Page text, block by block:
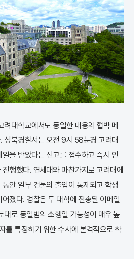
려대학교에서도 동일한 내용의 협박 메
성북경찰서는 오전 9시 58분경 고려대
을 받았다는 신고를 접수하고 즉시 인
행했다. 연세대와 마찬가지로 고려대에
안 일부 건물의 출입이 통제되고 학생
졌다. 경찰은 두 대학에 전송된 이메일
대로 동일범의 소행일 가능성이 매우 높
를 특정하기 위한 수사에 본격적으로 착